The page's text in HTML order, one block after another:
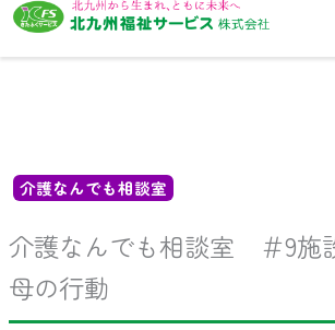
内
を
介護なんでも相談室
介護なんでも相談室 ＃9施
母の行動